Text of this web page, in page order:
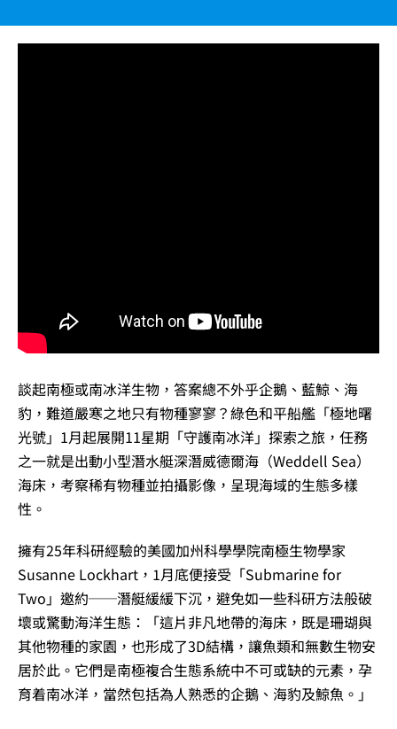
談起南極或南冰洋生物，答案總不外乎企鵝、藍鯨、海
豹，難道嚴寒之地只有物種寥寥？綠色和平船艦「極地曙
光號」1月起展開11星期「守護南冰洋」探索之旅，任務
之一就是出動小型潛水艇深潛威德爾海（Weddell Sea）
海床，考察稀有物種並拍攝影像，呈現海域的生態多樣
性。
擁有25年科研經驗的美國加州科學學院南極生物學家
Susanne Lockhart，1月底便接受「Submarine for
Two」邀約──潛艇緩緩下沉，避免如一些科研方法般破
壞或驚動海洋生態：「這片非凡地帶的海床，既是珊瑚與
其他物種的家園，也形成了3D結構，讓魚類和無數生物安
居於此。它們是南極複合生態系統中不可或缺的元素，孕
育着南冰洋，當然包括為人熟悉的企鵝、海豹及鯨魚。」